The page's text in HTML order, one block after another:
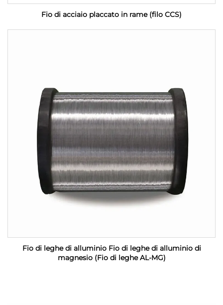
Fio di acciaio placcato in rame (filo CCS)
Fio di leghe di alluminio Fio di leghe di alluminio di
magnesio (Fio di leghe AL-MG)